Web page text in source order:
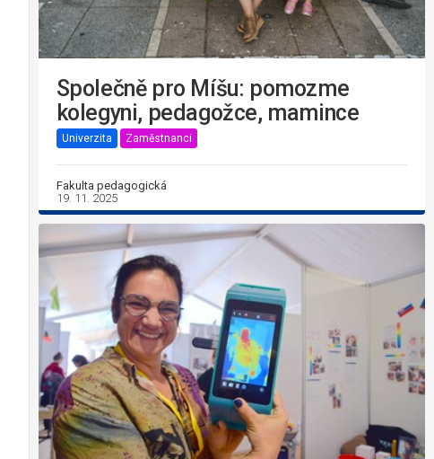
Společně pro Míšu: pomozme
kolegyni, pedagožce, mamince
Univerzita Zaměstnanci
Fakulta pedagogická
19. 11. 2025